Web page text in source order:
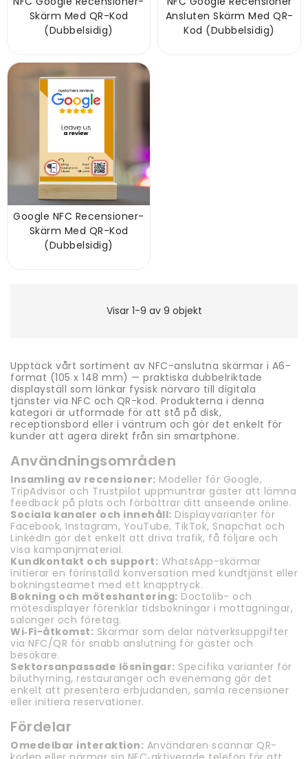
Skärm Med QR-Kod
(dubbelsidig)
Ansluten Skärm Med QR-
Kod (dubbelsidig)
Google NFC Recensioner-
Skärm Med QR-Kod
(dubbelsidig)
Visar 1-9 av 9 objekt
Upptäck vårt sortiment av NFC-anslutna skärmar i A6-
format (105 x 148 mm) — praktiska dubbelriktade
displayställ som länkar fysisk närvaro till digitala
tjänster via NFC och QR-kod. Produkterna i denna
kategori är utformade för att stå på disk,
receptionsbord eller i väntrum och gör det enkelt för
kunder att agera direkt från sin smartphone.
Användningsområden
Insamling av recensioner: Modeller för Google,
TripAdvisor och Trustpilot uppmuntrar gäster att lämna
feedback på plats och förbättrar ditt anseende online.
Sociala kanaler och innehåll: Displayvarianter för
Facebook, Instagram, YouTube, TikTok, Snapchat och
LinkedIn gör det enkelt att driva trafik, få följare och
visa kampanjmaterial.
Kundkontakt och support: WhatsApp-skärmar
initierar en förinställd konversation med kundtjänst eller
bokningsteamet med ett knapptryck.
Bokning och möteshantering: Doctolib- och
mötesdisplayer förenklar tidsbokningar i mottagningar,
salonger och företag.
Wi‑Fi-åtkomst: Skärmar som delar nätverksuppgifter
via NFC/QR för snabb anslutning för gäster och
besökare.
Sektorsanpassade lösningar: Specifika varianter för
biluthyrning, restauranger och evenemang gör det
enkelt att presentera erbjudanden, samla recensioner
eller initiera reservationer.
Fördelar
Omedelbar interaktion: Användaren scannar QR-